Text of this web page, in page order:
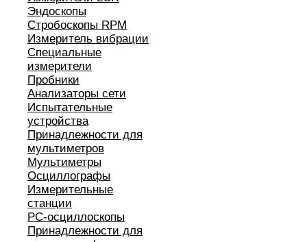
Эндоскопы
Стробоскопы RPM
Измеритель вибрации
Специальные
измерители
Пробники
Анализаторы сети
Испытательные
устройства
Принадлежности для
мультиметров
Мультиметры
Осциллографы
Измерительные
станции
РС-осциллоскопы
Принадлежности для